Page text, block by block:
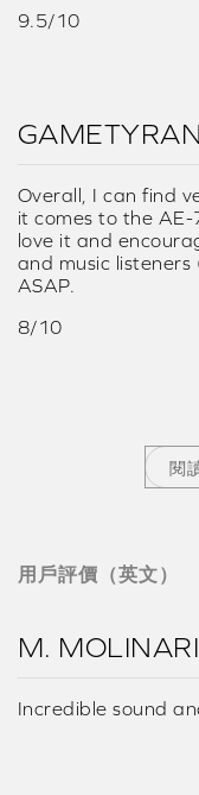
9.5/10
Overall, I can find
it comes to the
love it and
and music listeners
ASAP.
8/10
閱
用戶評價（英文）
M. MOLINARI
Incredible sound